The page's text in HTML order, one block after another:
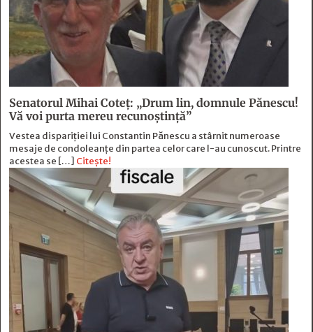
Senatorul Mihai Coteț: „Drum lin, domnule Pănescu!
Vă voi purta mereu recunoștință”
Vestea dispariției lui Constantin Pănescu a stârnit numeroase
mesaje de condoleanțe din partea celor care l-au cunoscut. Printre
acestea se […] Citește!